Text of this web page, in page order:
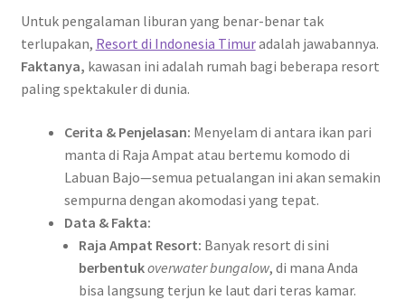
Untuk pengalaman liburan yang benar-benar tak
terlupakan, Resort di Indonesia Timuradalah jawabannya.
Faktanya, kawasan ini adalah rumah bagi beberapa resort
paling spektakuler di dunia.
Cerita & Penjelasan: Menyelam di antara ikan pari
manta di Raja Ampat atau bertemu komodo di
Labuan Bajo—semua petualangan ini akan semakin
sempurna dengan akomodasi yang tepat.
Data & Fakta:
Raja Ampat Resort: Banyak resort di sini
berbentukoverwater bungalow, di mana Anda
bisa langsung terjun ke laut dari teras kamar.